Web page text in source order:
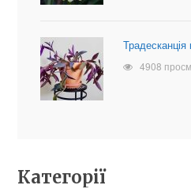
Традесканція
4908
Категорії